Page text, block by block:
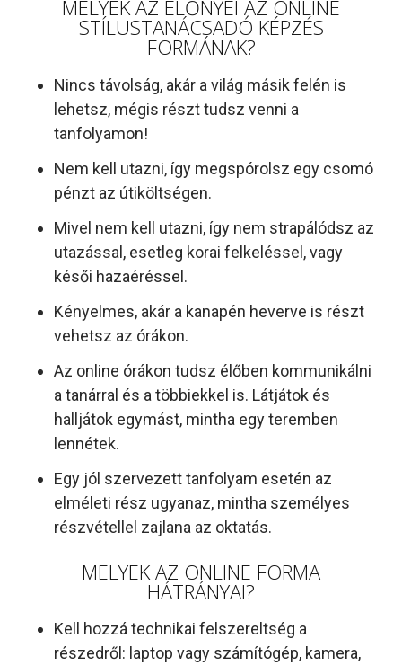
MELYEK AZ ELŐNYEI AZ ONLINE
STÍLUSTANÁCSADÓ KÉPZÉS
FORMÁNAK?
Nincs távolság, akár a világ másik felén is
lehetsz, mégis részt tudsz venni a
tanfolyamon!
Nem kell utazni, így megspórolsz egy csomó
pénzt az útiköltségen.
Mivel nem kell utazni, így nem strapálódsz az
utazással, esetleg korai felkeléssel, vagy
késői hazaéréssel.
Kényelmes, akár a kanapén heverve is részt
vehetsz az órákon.
Az online órákon tudsz élőben kommunikálni
a tanárral és a többiekkel is. Látjátok és
halljátok egymást, mintha egy teremben
lennétek.
Egy jól szervezett tanfolyam esetén az
elméleti rész ugyanaz, mintha személyes
részvétellel zajlana az oktatás.
MELYEK AZ ONLINE FORMA
HÁTRÁNYAI?
Kell hozzá technikai felszereltség a
részedről: laptop vagy számítógép, kamera,